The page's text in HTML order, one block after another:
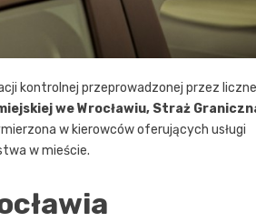
kontrolnej przeprowadzonej przez liczne
we Wrocławiu, Straż
w kierowców oferujących usługi
w mieście.